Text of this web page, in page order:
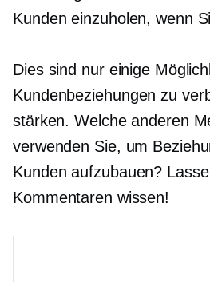
Kunden einzuholen, wenn
Dies sind nur einige
Kundenbeziehungen zu
stärken. Welche anderen
verwenden Sie, um
Kunden aufzubauen?
Kommentaren wissen!